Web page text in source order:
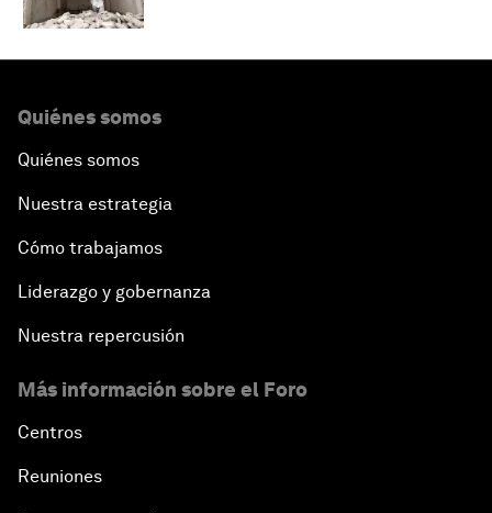
Quiénes somos
Quiénes somos
Nuestra estrategia
Cómo trabajamos
Liderazgo y gobernanza
Nuestra repercusión
Más información sobre el Foro
Centros
Reuniones